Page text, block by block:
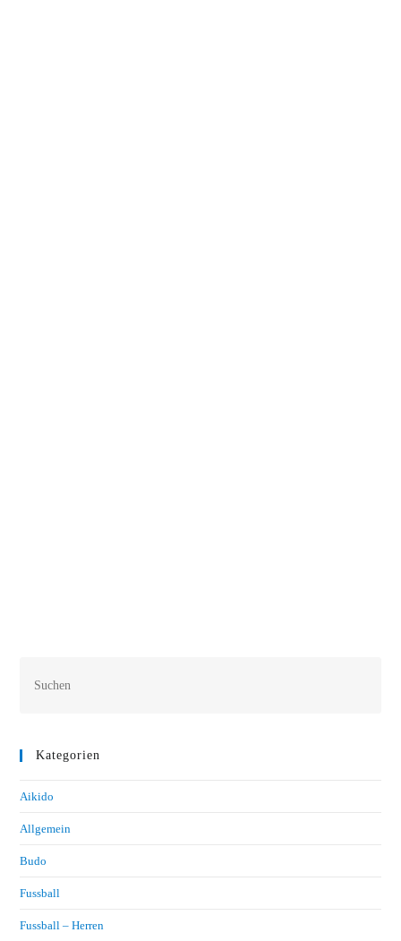
Kategorien
Aikido
Allgemein
Budo
Fussball
Fussball – Herren